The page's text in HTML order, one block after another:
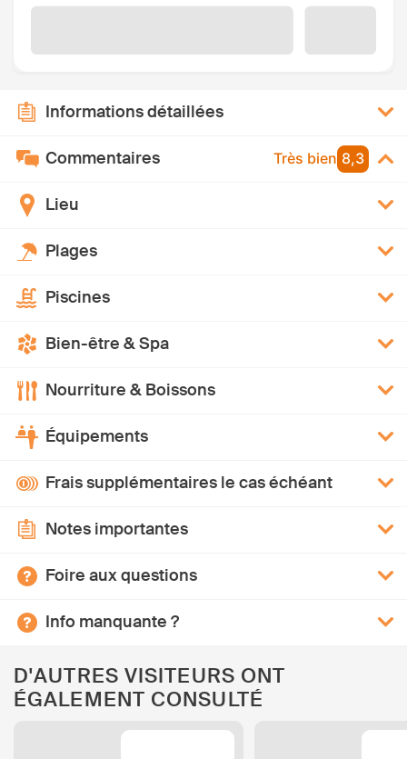
Informations détaillées
Commentaires Très bien 8,3
Lieu
Plages
Piscines
Bien-être & Spa
Nourriture & Boissons
Équipements
Frais supplémentaires le cas échéant
Notes importantes
Foire aux questions
Info manquante ?
D'AUTRES VISITEURS ONT
ÉGALEMENT CONSULTÉ